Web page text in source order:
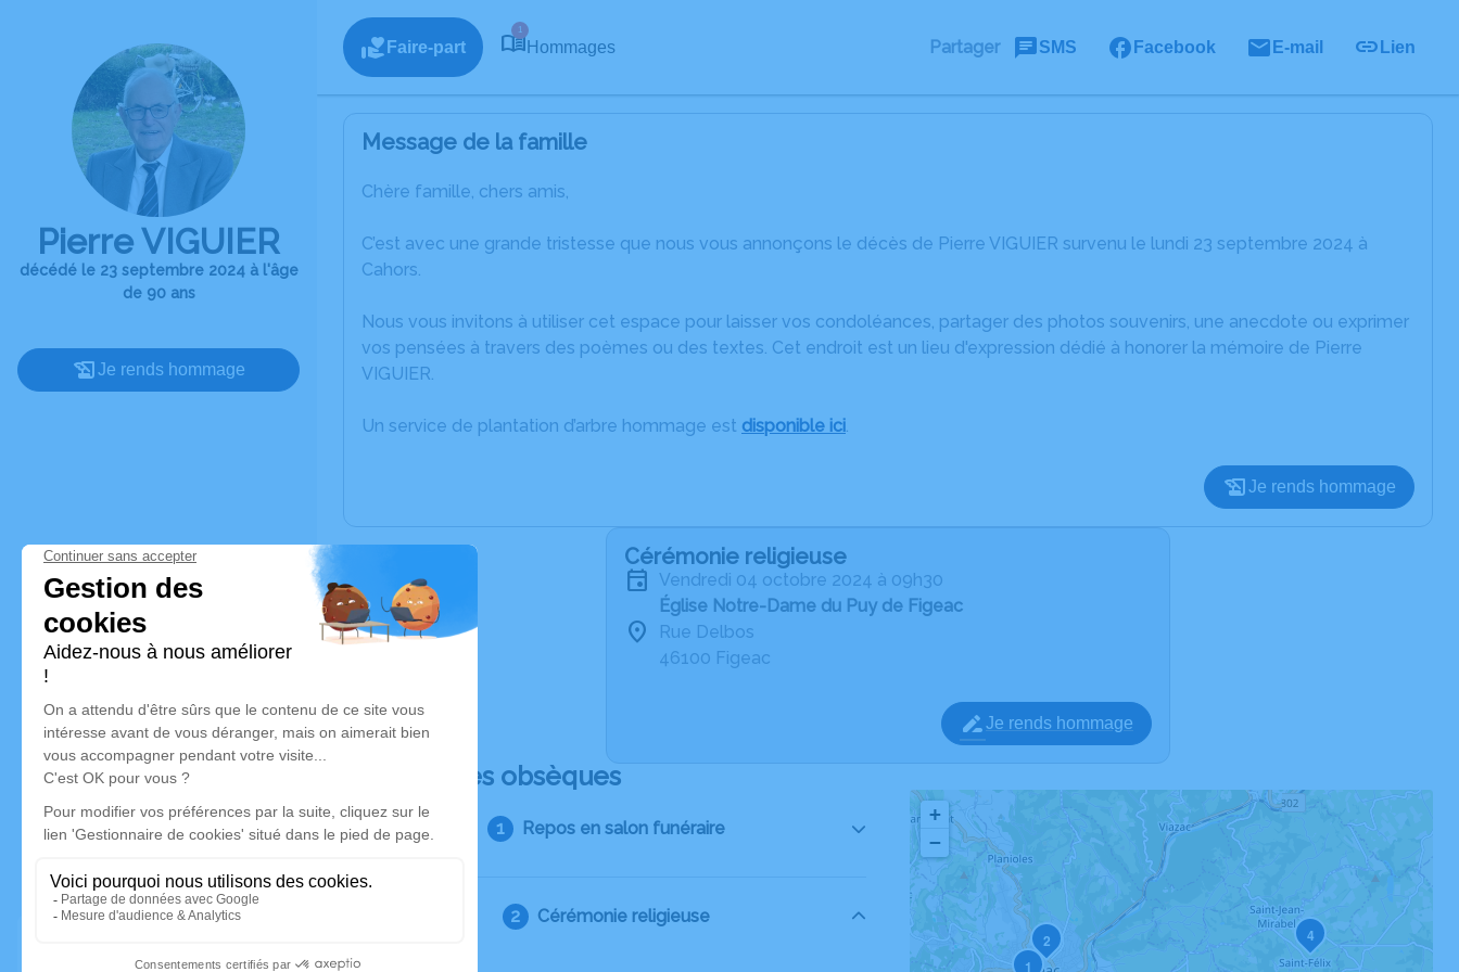
Pierre VIGUIER
décédé le 23 septembre 2024 à l'âge
de 90 ans
Je rends hommage
Faire-part
1
Hommages Partager SMS Facebook E-mail Lien
Message de la famille
Chère famille, chers amis,
C’est avec une grande tristesse que nous vous annonçons le décès de Pierre VIGUIER survenu le lundi 23 septembre 2024 à
Cahors.
Nous vous invitons à utiliser cet espace pour laisser vos condoléances, partager des photos souvenirs, une anecdote ou exprimer
vos pensées à travers des poèmes ou des textes. Cet endroit est un lieu d'expression dédié à honorer la mémoire de Pierre
VIGUIER.
Un service de plantation d’arbre hommage est disponible ici.
Je rends hommage
Cérémonie religieuse
vendredi 04 octobre 2024 à 09h30
Église Notre-Dame du Puy de Figeac
Rue Delbos
46100 Figeac
Je rends hommage
Déroulé des obsèques
Repos en salon funéraire
Cérémonie religieuse
1
2 4
+
−